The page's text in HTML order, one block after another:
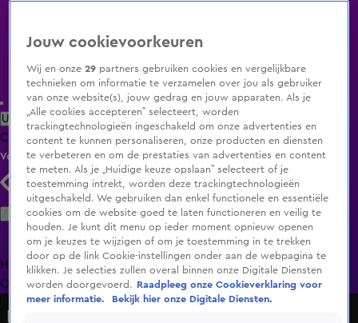
Uitzending Gemist Populaire programma's Zenders Genres
ClipsFilmsRadioSmart TV inlogShop
Volg KIJK
Zoeken
HomeUitzending Gemist Programma's De Bondgenoten
OranjezomerLivestreamsShop
Jouw cookievoorkeuren
Wij en onze29 partners gebruiken cookies en vergelijkbare
technieken om informatie te verzamelen over jou als gebruiker
van onze website(s), jouw gedrag en jouw apparaten. Als je
„Alle cookies accepteren” selecteert, worden
trackingtechnologieën ingeschakeld om onze advertenties en
content te kunnen personaliseren, onze producten en diensten
te verbeteren en om de prestaties van advertenties en content
te meten. Als je „Huidige keuze opslaan” selecteert of je
toestemming intrekt, worden deze trackingtechnologieën
uitgeschakeld. We gebruiken dan enkel functionele en essentiële
cookies om de website goed te laten functioneren en veilig te
houden. Je kunt dit menu op ieder moment opnieuw openen
om je keuzes te wijzigen of om je toestemming in te trekken
door op de link Cookie-instellingen onder aan de webpagina te
klikken. Je selecties zullen overal binnen onze Digitale Diensten
worden doorgevoerd.
Raadpleeg onze Cookieverklaring voor
meer informatie.
Bekijk hier onze Digitale Diensten.